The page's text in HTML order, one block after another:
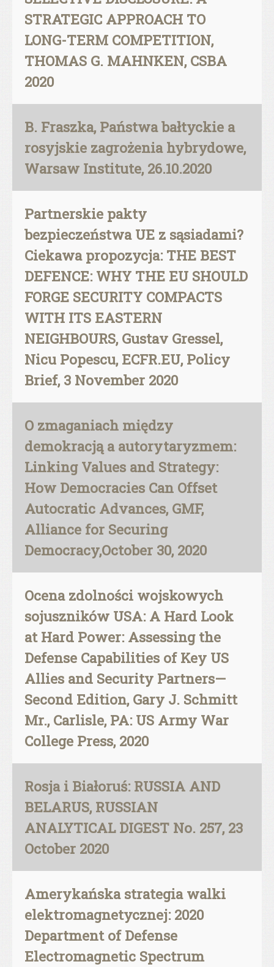
STRATEGIC APPROACH TO
LONG-TERM COMPETITION,
THOMAS G. MAHNKEN, CSBA
2020
B. Fraszka, Państwa bałtyckie a
rosyjskie zagrożenia hybrydowe,
Warsaw Institute, 26.10.2020
Partnerskie pakty
bezpieczeństwa UE z sąsiadami?
Ciekawa propozycja: THE BEST
DEFENCE: WHY THE EU SHOULD
FORGE SECURITY COMPACTS
WITH ITS EASTERN
NEIGHBOURS, Gustav Gressel,
Nicu Popescu, ECFR.EU, Policy
Brief, 3 November 2020
O zmaganiach między
demokracją a autorytaryzmem:
Linking Values and Strategy:
How Democracies Can Offset
Autocratic Advances, GMF,
Alliance for Securing
Democracy,October 30, 2020
Ocena zdolności wojskowych
sojuszników USA: A Hard Look
at Hard Power: Assessing the
Defense Capabilities of Key US
Allies and Security Partners—
Second Edition, Gary J. Schmitt
Mr., Carlisle, PA: US Army War
College Press, 2020
Rosja i Białoruś: RUSSIA AND
BELARUS, RUSSIAN
ANALYTICAL DIGEST No. 257, 23
October 2020
Amerykańska strategia walki
elektromagnetycznej: 2020
Department of Defense
Electromagnetic Spectrum